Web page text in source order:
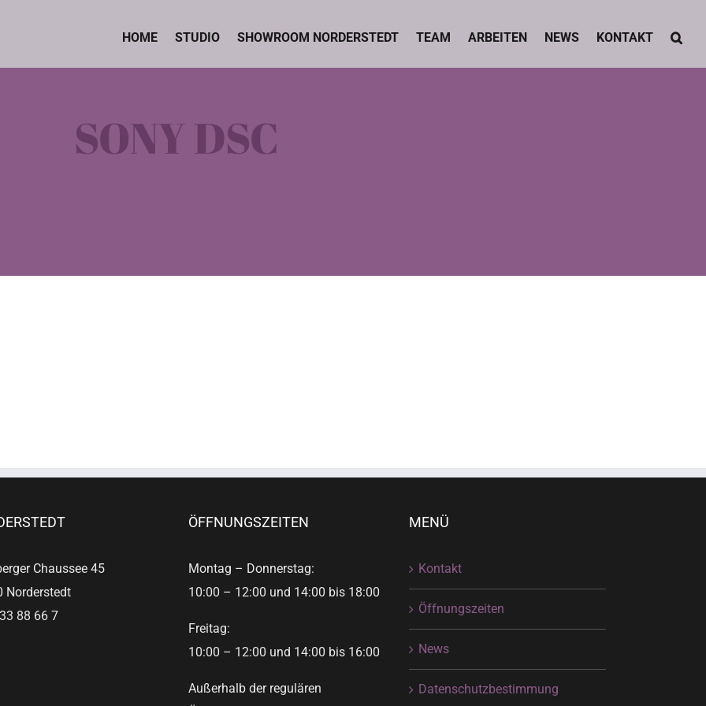
HOME STUDIO SHOWROOM NORDERSTEDT TEAM ARBEITEN NEWS KONTAKT
SONY DSC
Chaussee 45
Norderstedt
88 66 7
ÖFFNUNGSZEITEN
Montag – Donnerstag:
10:00 – 12:00 und 14:00 bis 18:00
Freitag:
10:00 – 12:00 und 14:00 bis 16:00
Außerhalb der regulären
MENÜ
Kontakt
Öffnungszeiten
News
Datenschutzbestimmung